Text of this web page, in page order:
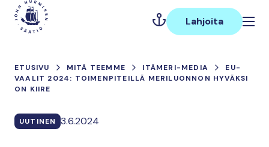
Hyppää
sisältöön
Päävalikko
Lahjoita
ETUSIVU MITÄ TEEMME ITÄMERI-MEDIA
EU-
VAALIT 2024: TOIMENPITEILLÄ MERILUONNON HYVÄKSI
ON KIIRE
UUTINEN 3.6.2024